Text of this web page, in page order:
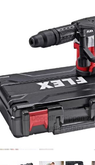
Doppelt antippen
vergrößern